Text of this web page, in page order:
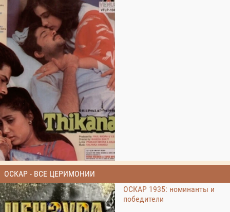
ОСКАР - ВСЕ ЦЕРИМОНИИ
ОСКАР 1935: номинанты и
победители